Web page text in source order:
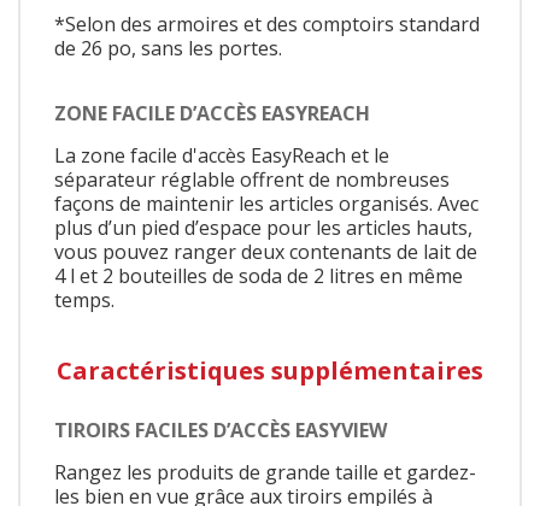
*Selon des armoires et des comptoirs standard
de 26 po, sans les portes.
ZONE FACILE D’ACCÈS EASYREACH
La zone facile d'accès EasyReach et le
séparateur réglable offrent de nombreuses
façons de maintenir les articles organisés. Avec
plus d’un pied d’espace pour les articles hauts,
vous pouvez ranger deux contenants de lait de
4 l et 2 bouteilles de soda de 2 litres en même
temps.
Caractéristiques supplémentaires
TIROIRS FACILES D’ACCÈS EASYVIEW
Rangez les produits de grande taille et gardez-
les bien en vue grâce aux tiroirs empilés à